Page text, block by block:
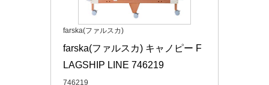
farska(ファルスカ)
farska(ファルスカ) キャノピー F
LAGSHIP LINE 746219
746219